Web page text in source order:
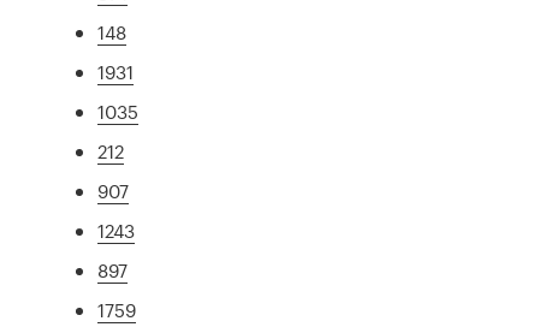
148
1931
1035
212
907
1243
897
1759